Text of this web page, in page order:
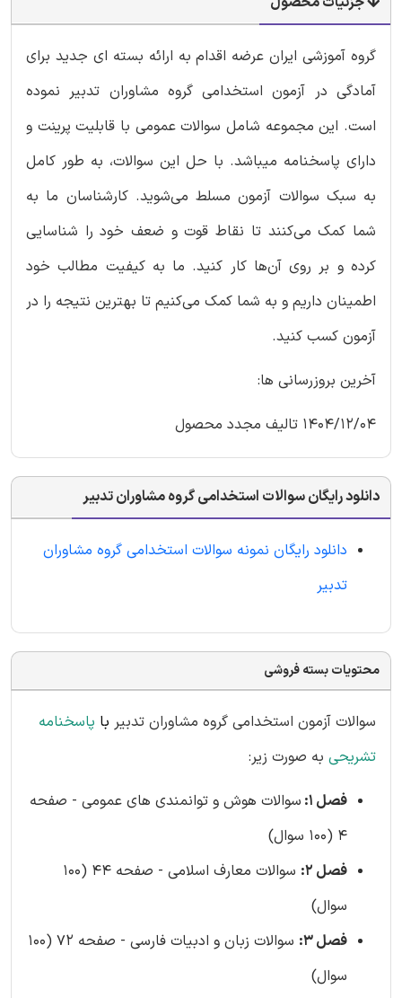
گروه آموزشی ایران عرضه اقدام به ارائه بسته ای جدید برای
آمادگی در آزمون استخدامی گروه مشاوران تدبیر نموده
است. این مجموعه شامل سوالات عمومی با قابلیت پرینت و
دارای پاسخنامه میباشد. با حل این سوالات، به طور کامل
به سبک سوالات آزمون مسلط می‌شوید. کارشناسان ما به
شما کمک می‌کنند تا نقاط قوت و ضعف خود را شناسایی
کرده و بر روی آن‌ها کار کنید. ما به کیفیت مطالب خود
اطمینان داریم و به شما کمک می‌کنیم تا بهترین نتیجه را در
آزمون کسب کنید.
آخرین بروزرسانی ها:
1404/12/04 تالیف مجدد محصول
دانلود رایگان سوالات استخدامی گروه مشاوران تدبیر
دانلود رایگان نمونه سوالات استخدامی گروه مشاوران
تدبیر
محتویات بسته فروشی
سوالات آزمون استخدامی گروه مشاوران تدبیر با پاسخنامه
تشریحی به صورت زیر:
فصل 1:
سوالات هوش و توانمندی های عمومی - صفحه
4 (100 سوال)
فصل 2:
سوالات معارف اسلامی - صفحه 44 (100
سوال)
فصل 3:
سوالات زبان و ادبیات فارسی - صفحه 72 (100
سوال)